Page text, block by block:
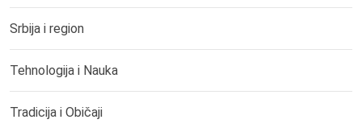
Srbija i region
Tehnologija i Nauka
Tradicija i Običaji